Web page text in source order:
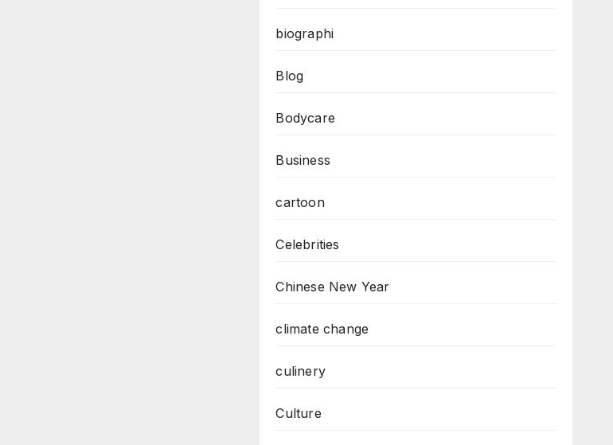
biographi
Blog
Bodycare
Business
cartoon
Celebrities
Chinese New Year
climate change
culinery
Culture